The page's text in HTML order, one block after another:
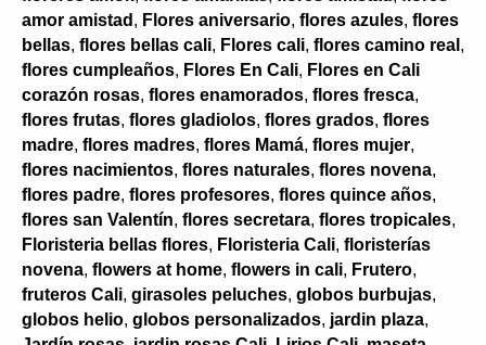
amor amistad , Flores aniversario, flores azules, flores
bellas, flores bellas cali, Flores cali, flores camino real ,
flores cumpleaños, Flores En Cali, Flores en Cali
corazón rosas, flores enamorados, flores fresca,
flores frutas, flores gladiolos, flores grados, flores
madre, flores madres, flores Mamá, flores mujer,
flores nacimientos, flores naturales, flores novena,
flores padre, flores profesores, flores quince años,
flores san Valentín, flores secretara, flores tropicales,
Floristeria bellas flores, Floristeria Cali, floristerías
novena, flowers at home, flowers in cali, Frutero,
fruteros Cali, girasoles peluches, globos burbujas,
globos helio, globos personalizados, jardin plaza,